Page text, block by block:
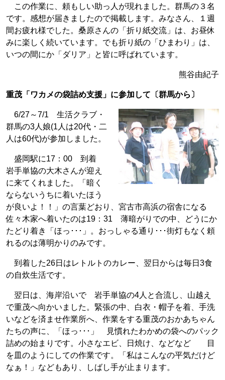
この作業に、頼もしい助っ人が現れました。群馬の３名
です。感想が届きましたので掲載します。みなさん、１週
間お疲れ様でした。桑原さんの「折り紙交流」は、お昼休
みに楽しく続いています。でも折り紙の「ひまわり」は、
いつの間にか「ダリア」と皆に呼ばれています。
熊谷由紀子
重茂「ワカメの袋詰め支援」に参加して〔群馬から〕
6/27～7/1 生活クラブ・
群馬の3人娘(1人は20代・二
人は60代)が参加しました。
盛岡駅に17：00 到着
岩手単協の大木さんが迎え
に来てくれました。「暗く
ならないうちに着いたほう
が良いよ！！」の言葉どおり、宮古市高浜の宿舎になる
佐々木家へ着いたのは19：31 薄暗がりでの中、どうにか
たどり着き「ほっ･･･」。おっしゃる通り･･･街灯もなく頼
れるのは薄明かりのみです。
到着した26日はレトルトのカレー、翌日からは毎日3食
の自炊生活です。
翌日は、海岸沿いで 岩手単協の4人と合流し、山越え
で重茂へ向かいました。緊張の中、白衣・帽子を着、手洗
いなどを済ませ作業所へ、作業をする重茂のおかあちゃん
たちの声に、「ほっ･･･」 見慣れたわかめの袋へのパック
詰めの始まりです。小さなエビ、日焼け、などなど 目
を皿のようにしての作業です。「私はこんなの平気だけど
なぁ！」などもあり、しばし手が止まります。